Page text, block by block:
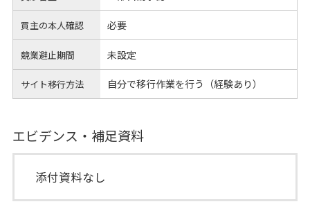
買主の本人確認 必要
競業避止期間 未設定
サイト移行方法 自分で移行作業を行う（経験あり）
エビデンス・補足資料
添付資料なし